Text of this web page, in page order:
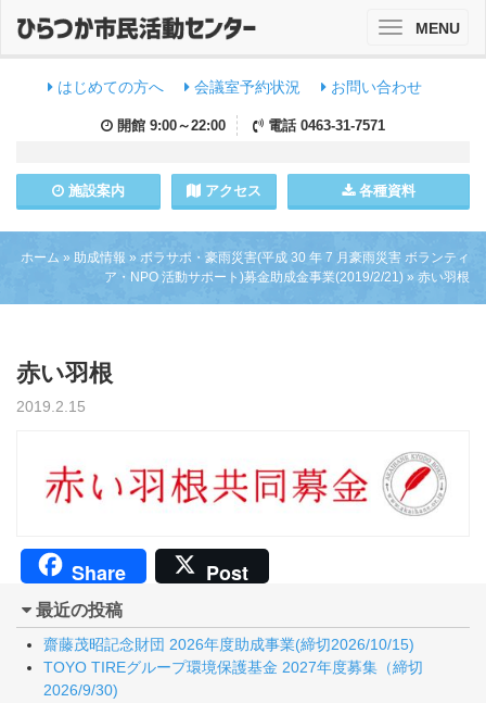
はじめての方へ 会議室予約状況 お問い合わせ
開館 9:00～22:00 電話 0463-31-7571
施設案内 アクセス 各種資料
ToggleMENU
ホーム » 助成情報 » ボラサポ・豪雨災害(平成 30 年 7 月豪雨災害 ボランティ
ア・NPO 活動サポート)募金助成金事業(2019/2/21) » 赤い羽根
赤い羽根
2019.2.15
Share Post
最近の投稿
齋藤茂昭記念財団 2026年度助成事業(締切2026/10/15)
TOYO TIREグループ環境保護基金 2027年度募集（締切
2026/9/30)